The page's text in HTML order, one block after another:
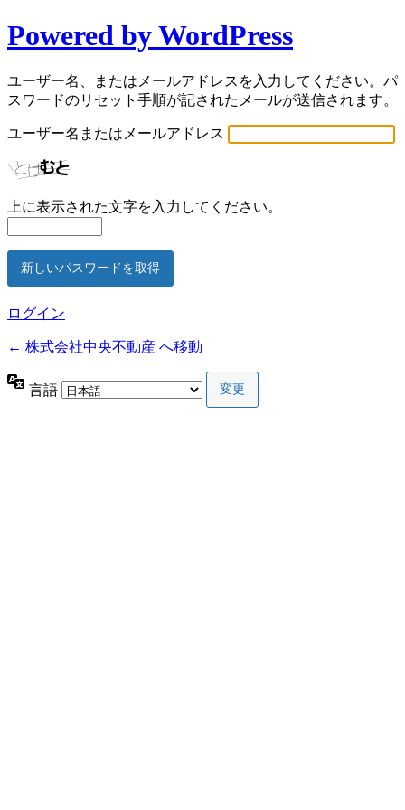
Powered by WordPress
ユーザー名、またはメールアドレスを入力してください。パ
スワードのリセット手順が記されたメールが送信されます。
ユーザー名またはメールアドレス
上に表示された文字を入力してください。
ログイン
← 株式会社中央不動産 へ移動
言語